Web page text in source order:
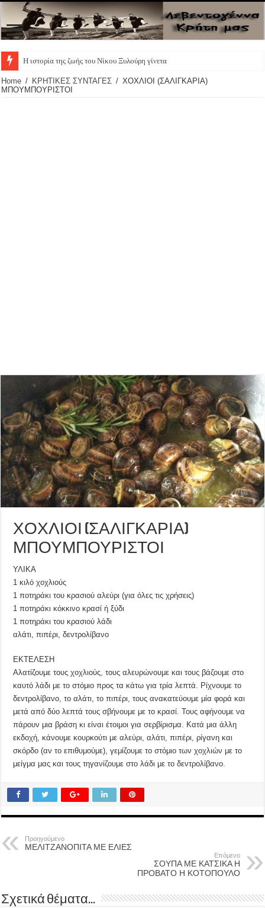
Η ιστορία της ζωής του Νίκου Ξυλούρη γίνεται θεατ
Home / ΚΡΗΤΙΚΕΣ ΣΥΝΤΑΓΕΣ / ΧΟΧΛΙΟΙ (ΣΑΛΙΓΚΑΡΙΑ)
ΜΠΟΥΜΠΟΥΡΙΣΤΟΙ
ΧΟΧΛΙΟΙ (ΣΑΛΙΓΚΑΡΙΑ)
ΜΠΟΥΜΠΟΥΡΙΣΤΟΙ
ΥΛΙΚΑ
1 κιλό χοχλιούς
1 ποτηράκι του κρασιού αλεύρι (για όλες τις χρήσεις)
1 ποτηράκι κόκκινο κρασί ή ξύδι
1 ποτηράκι του κρασιού λάδι
αλάτι, πιπέρι, δεντρολίβανο
ΕΚΤΕΛΕΣΗ
Αλατίζουμε τους χοχλιούς, τους αλευρώνουμε και τους βάζουμε στο
καυτό λάδι με το στόμιο προς τα κάτω για τρία λεπτά. Ρίχνουμε το
δεντρολίβανο, το αλάτι, το πιπέρι, τους ανακατεύουμε μία φορά και
μετά από δύο λεπτά τους σβήνουμε με το κρασί. Τους αφήνουμε να
πάρουν μια βράση κι είναι έτοιμοι για σερβίρισμα. Κατά μια άλλη
εκδοχή, κάνουμε κουρκούτι με αλεύρι, αλάτι, πιπέρι, ρίγανη και
σκόρδο (αν το επιθυμούμε), γεμίζουμε το στόμιο των χοχλιών με το
μείγμα μας και τους τηγανίζουμε στο λάδι με το δεντρολίβανο.
Προηγούμενο
ΜΕΛΙΤΖΑΝΟΠΙΤΑ ΜΕ ΕΛΙΕΣ
Επόμενο
ΣΟΥΠΑ ΜΕ ΚΑΤΣΙΚΑ Η
ΠΡΟΒΑΤΟ Η ΚΟΤΟΠΟΥΛΟ
Σχετικά θέματα...